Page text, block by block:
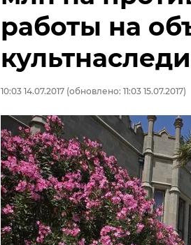
работы на
10:03 14.07.2017 (обновлено: 11:03 15.07.2017)